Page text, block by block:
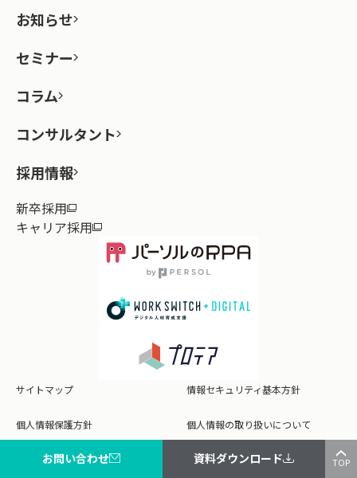
お問い合わせ 資料ダウンロード TOP
お知らせ
セミナー
コラム
コンサルタント
採用情報
新卒採用
キャリア採用
サイトマップ 情報セキュリティ基本方針
個人情報保護方針 個人情報の取り扱いについて
Cookie（クッキー）について 商標について